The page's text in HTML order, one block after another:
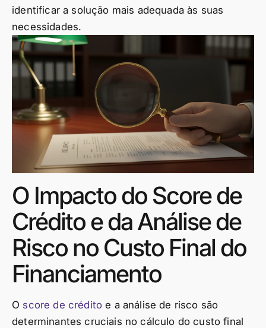
identificar a solução mais adequada às suas
necessidades.
O Impacto do Score de
Crédito e da Análise de
Risco no Custo Final do
Financiamento
O score de crédito e a análise de risco são
determinantes cruciais no cálculo do custo final